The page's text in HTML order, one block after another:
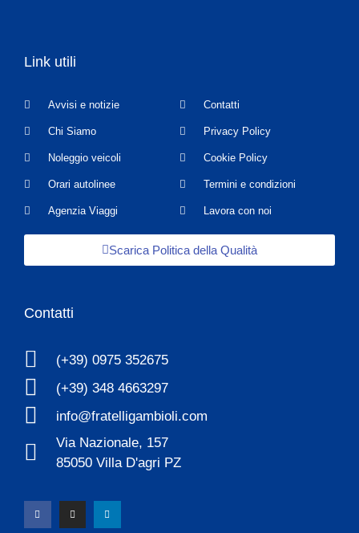
Link utili
Avvisi e notizie
Chi Siamo
Noleggio veicoli
Orari autolinee
Agenzia Viaggi
Contatti
Privacy Policy
Cookie Policy
Termini e condizioni
Lavora con noi
Scarica Politica della Qualità
Contatti
(+39) 0975 352675
(+39) 348 4663297
info@fratelligambioli.com
Via Nazionale, 157
85050 Villa D'agri PZ